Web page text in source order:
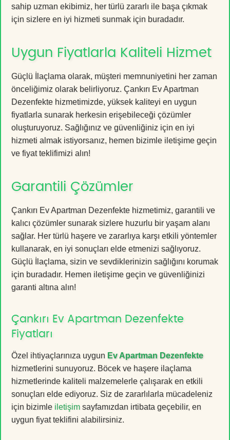
sahip uzman ekibimiz, her türlü zararlı ile başa çıkmak
için sizlere en iyi hizmeti sunmak için buradadır.
Uygun Fiyatlarla Kaliteli Hizmet
Güçlü İlaçlama olarak, müşteri memnuniyetini her zaman
önceliğimiz olarak belirliyoruz. Çankırı Ev Apartman
Dezenfekte hizmetimizde, yüksek kaliteyi en uygun
fiyatlarla sunarak herkesin erişebileceği çözümler
oluşturuyoruz. Sağlığınız ve güvenliğiniz için en iyi
hizmeti almak istiyorsanız, hemen bizimle iletişime geçin
ve fiyat teklifimizi alın!
Garantili Çözümler
Çankırı Ev Apartman Dezenfekte hizmetimiz, garantili ve
kalıcı çözümler sunarak sizlere huzurlu bir yaşam alanı
sağlar. Her türlü haşere ve zararlıya karşı etkili yöntemler
kullanarak, en iyi sonuçları elde etmenizi sağlıyoruz.
Güçlü İlaçlama, sizin ve sevdiklerinizin sağlığını korumak
için buradadır. Hemen iletişime geçin ve güvenliğinizi
garanti altına alın!
Çankırı Ev Apartman Dezenfekte
Fiyatları
Özel ihtiyaçlarınıza uygun Ev Apartman Dezenfekte
hizmetlerini sunuyoruz. Böcek ve haşere ilaçlama
hizmetlerinde kaliteli malzemelerle çalışarak en etkili
sonuçları elde ediyoruz. Siz de zararlılarla mücadeleniz
için bizimle iletişim sayfamızdan irtibata geçebilir, en
uygun fiyat teklifini alabilirsiniz.